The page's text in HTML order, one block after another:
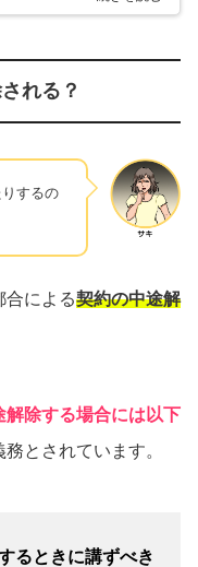
れる？
するの
合による契約の中途解
除する場合には以下
とされています。
るときに講ずべき